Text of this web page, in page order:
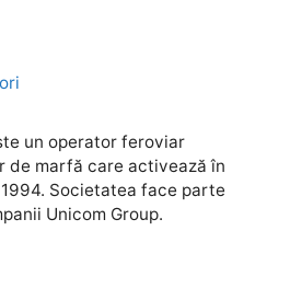
un operator feroviar
de marfă care activează în
Societatea face parte
Unicom Group.